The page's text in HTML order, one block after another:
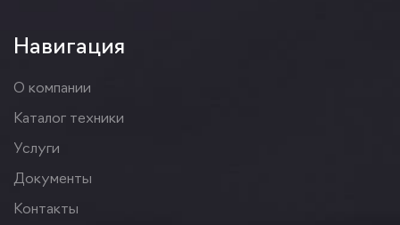
Навигация
О компании
Каталог техники
Услуги
Документы
Контакты